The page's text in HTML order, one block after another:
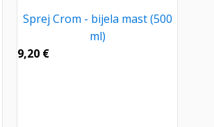
Sprej Crom - bijela mast (500
ml)
9,20 €